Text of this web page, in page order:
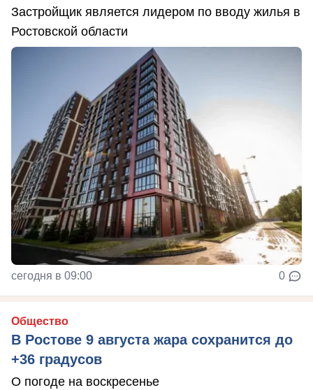
Застройщик является лидером по вводу жилья в
Ростовской области
сегодня в 09:00 0
Общество
В Ростове 9 августа жара сохранится до
+36 градусов
О погоде на воскресенье